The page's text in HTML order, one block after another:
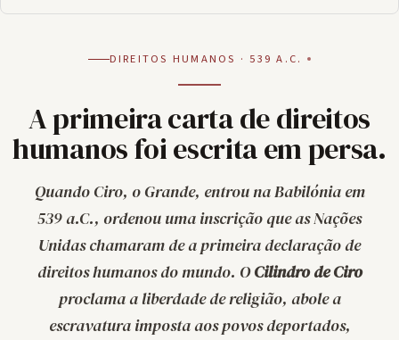
DIREITOS HUMANOS · 539 A.C.
A primeira carta de direitos
humanos foi escrita em persa.
Quando Ciro, o Grande, entrou na Babilónia em
539 a.C., ordenou uma inscrição que as Nações
Unidas chamaram de a primeira declaração de
direitos humanos do mundo. OCilindro de Ciro
proclama a liberdade de religião, abole a
escravatura imposta aos povos deportados,